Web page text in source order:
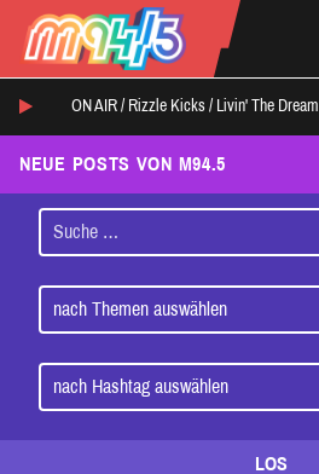
ON AIR / Rizzle Kicks / Livin' The Dream
NEUE POSTS VON M94.5
LOS